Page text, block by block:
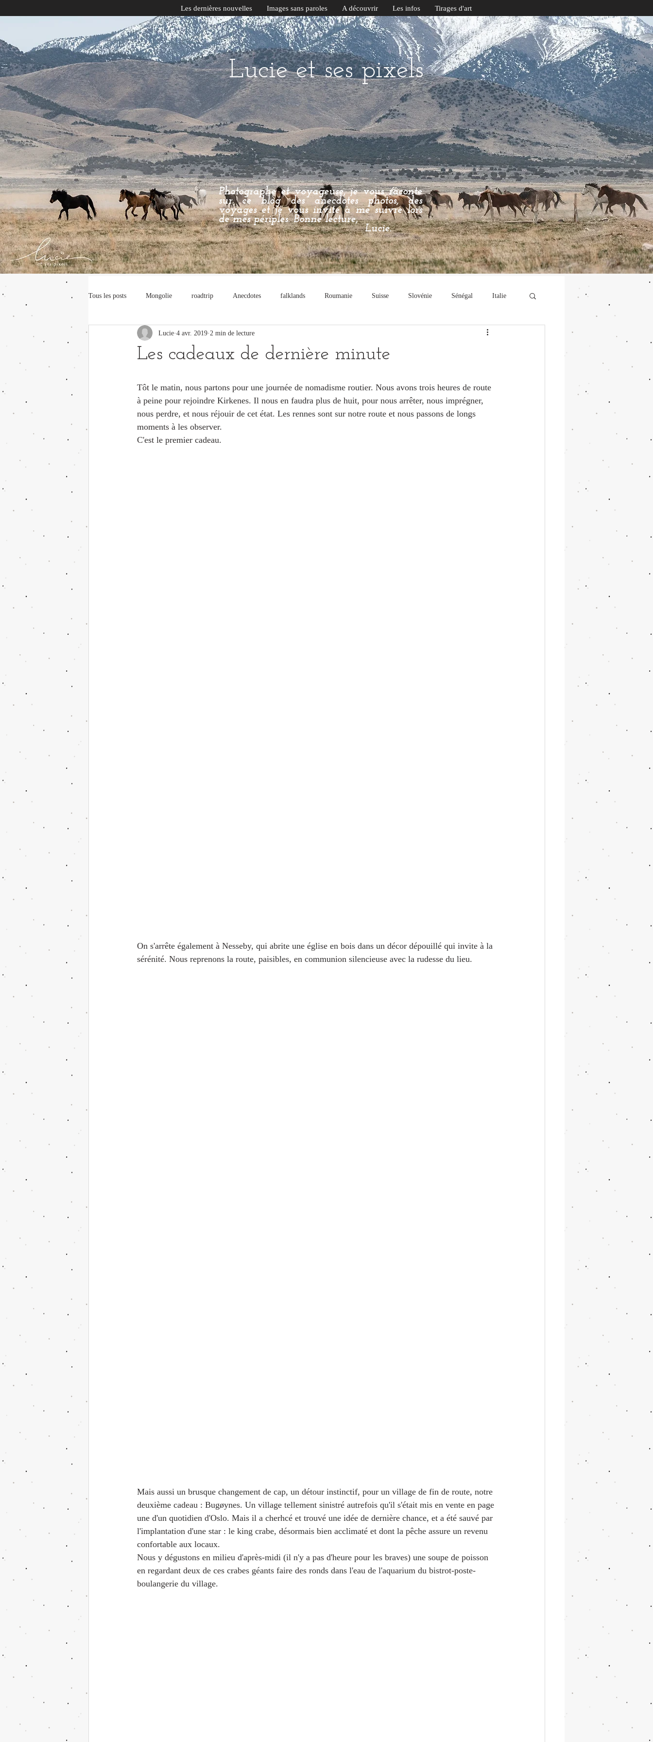
Les dernières nouvelles Images sans paroles A découvrir Les infos Tirages d'art
Lucie et ses pixels
Photographe et voyageuse, je vous raconte
sur ce blog des anecdotes photos, des
voyages et je vous invite à me suivre lors
de mes périples. Bonne lecture,
Lucie.
Tous les posts Mongolie roadtrip Anecdotes falklands Roumanie Suisse Slovénie Sénégal Italie
AUTRICHE Transhumance
Les cadeaux de dernière minute
Lucie 4 avr. 2019 2 min de lecture
Tôt le matin, nous partons pour une journée de nomadisme routier. Nous avons trois heures de route
à peine pour rejoindre Kirkenes. Il nous en faudra plus de huit, pour nous arrêter, nous imprégner,
nous perdre, et nous réjouir de cet état. Les rennes sont sur notre route et nous passons de longs
moments à les observer.
C'est le premier cadeau.
On s'arrête également à Nesseby, qui abrite une église en bois dans un décor dépouillé qui invite à la
sérénité. Nous reprenons la route, paisibles, en communion silencieuse avec la rudesse du lieu.
Mais aussi un brusque changement de cap, un détour instinctif, pour un village de fin de route, notre
deuxième cadeau : Bugøynes. Un village tellement sinistré autrefois qu'il s'était mis en vente en page
une d'un quotidien d'Oslo. Mais il a cherhcé et trouvé une idée de dernière chance, et a été sauvé par
l'implantation d'une star : le king crabe, désormais bien acclimaté et dont la pêche assure un revenu
confortable aux locaux.
Nous y dégustons en milieu d'après-midi (il n'y a pas d'heure pour les braves) une soupe de poisson
en regardant deux de ces crabes géants faire des ronds dans l'eau de l'aquarium du bistrot-poste-
boulangerie du village.